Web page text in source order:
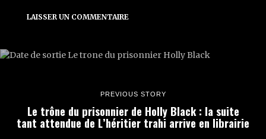
PREVIOUS STORY
Le trône du prisonnier de Holly Black : la suite
tant attendue de L’héritier trahi arrive en librairie